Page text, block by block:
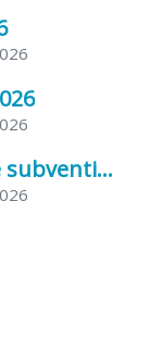
CERFA demande de subvention association